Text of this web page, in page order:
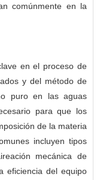
comúnmente en la
en el proceso de
y del método de
puro en las aguas
para que los
de la materia
incluyen tipos
mecánica de
eficiencia del equipo